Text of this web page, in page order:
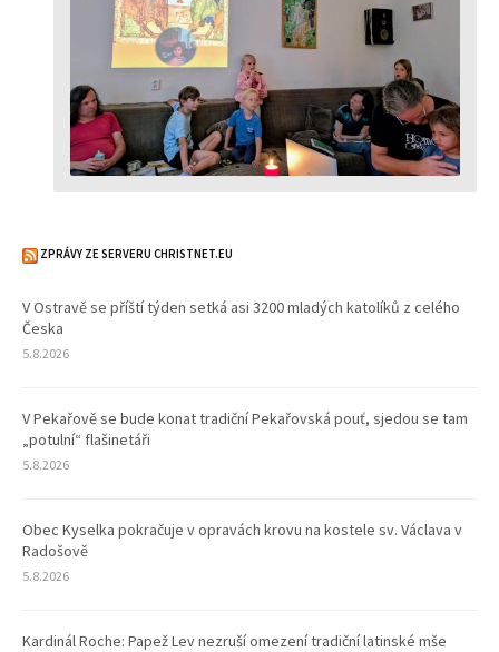
ZPRÁVY ZE SERVERU CHRISTNET.EU
V Ostravě se příští týden setká asi 3200 mladých katolíků z celého
Česka
5.8.2026
V Pekařově se bude konat tradiční Pekařovská pouť, sjedou se tam
„potulní“ flašinetáři
5.8.2026
Obec Kyselka pokračuje v opravách krovu na kostele sv. Václava v
Radošově
5.8.2026
Kardinál Roche: Papež Lev nezruší omezení tradiční latinské mše